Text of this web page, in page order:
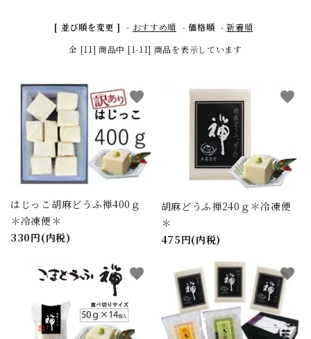
[ 並び順を変更 ] - おすすめ順 -価格順 -新着順
全 [11] 商品中 [1-11] 商品を表示しています
はじっこ胡麻どうふ禅400ｇ
＊冷凍便＊
330円(内税)
favorite
胡麻どうふ禅240ｇ＊冷凍便
＊
475円(内税)
favorite
favorite favorite